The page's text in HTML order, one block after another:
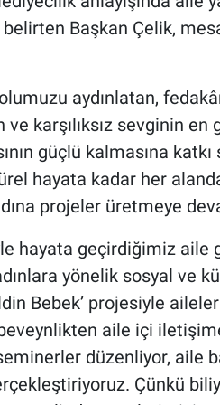
Başkan Çelik,
aydınlatan,
karşılıksız sevginin en
güçlü kalmasına katkı
hayata kadar her
projeler üretmeye
hayata geçirdiğimiz aile
yönelik sosyal ve
Bebek’ projesiyle
aile içi
düzenliyor, aile
Çünkü